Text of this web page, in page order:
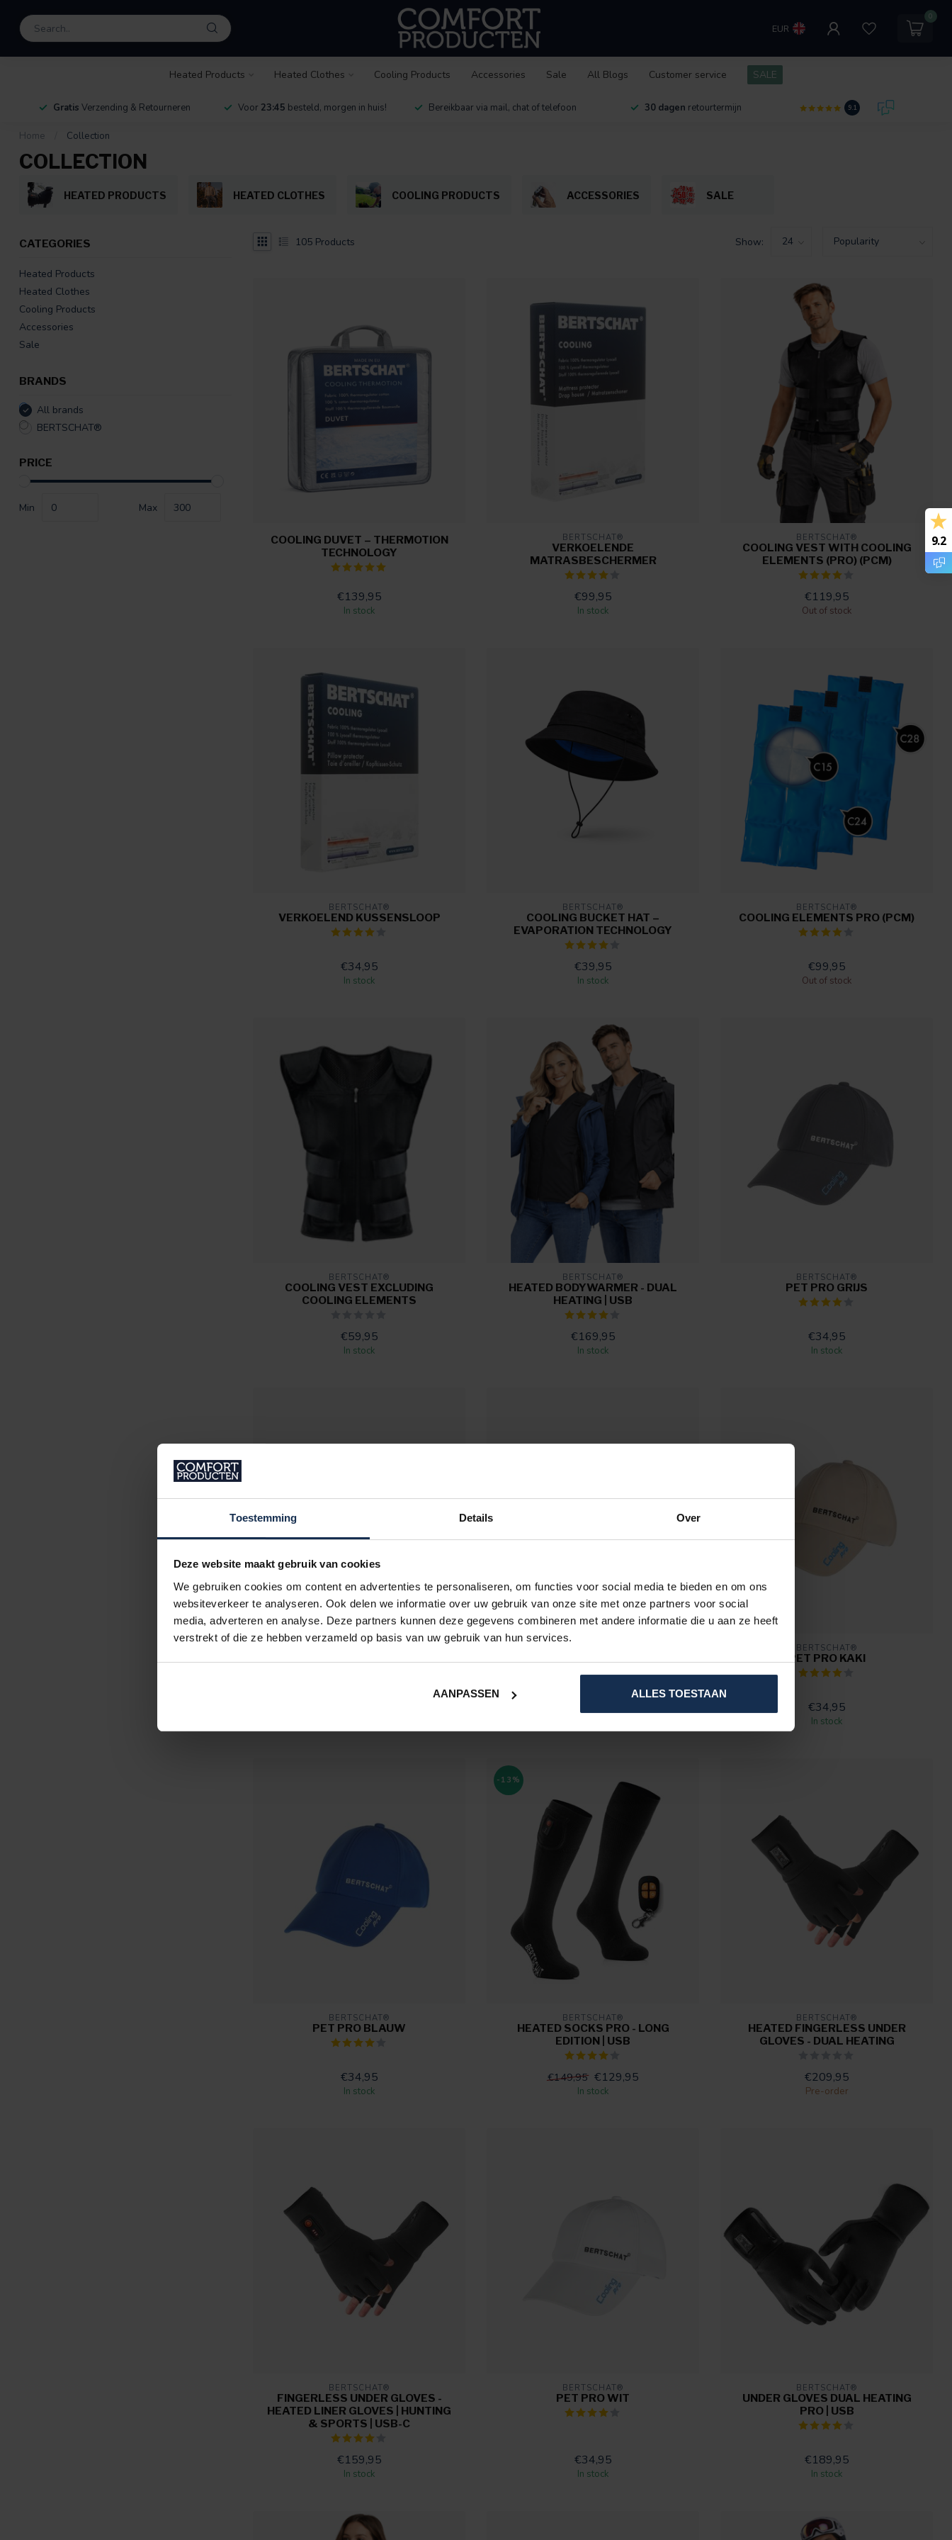
Toestemming Details Over
Deze website maakt gebruik van cookies
We gebruiken cookies om content en advertenties te personaliseren, om functies voor social media te bieden en om ons
websiteverkeer te analyseren. Ook delen we informatie over uw gebruik van onze site met onze partners voor social
media, adverteren en analyse. Deze partners kunnen deze gegevens combineren met andere informatie die u aan ze heeft
verstrekt of die ze hebben verzameld op basis van uw gebruik van hun services.
AANPASSEN ALLES TOESTAAN
EUR
0
Heated Products Heated Clothes Cooling Products Accessories Sale All Blogs Customer service SALE
Gratis Verzending & Retourneren Voor 23:45 besteld, morgen in huis! Bereikbaar via mail, chat of telefoon 30 dagen retourtermijn 9.1
Home Collection
COLLECTION
HEATED PRODUCTS HEATED CLOTHES COOLING PRODUCTS ACCESSORIES SALE
CATEGORIES
Heated Products
Heated Clothes
Cooling Products
Accessories
Sale
BRANDS
All brands
BERTSCHAT®
PRICE
Min Max
105 Products Show:
COOLING DUVET – THERMOTION
TECHNOLOGY
€139,95
In stock
BERTSCHAT®
VERKOELENDE
MATRASBESCHERMER
€99,95
In stock
BERTSCHAT®
COOLING VEST WITH COOLING
ELEMENTS (PRO) (PCM)
€119,95
Out of stock
BERTSCHAT®
VERKOELEND KUSSENSLOOP
€34,95
In stock
BERTSCHAT®
COOLING BUCKET HAT –
EVAPORATION TECHNOLOGY
€39,95
In stock
BERTSCHAT®
COOLING ELEMENTS PRO (PCM)
€99,95
Out of stock
BERTSCHAT®
COOLING VEST EXCLUDING
COOLING ELEMENTS
€59,95
In stock
BERTSCHAT®
HEATED BODYWARMER - DUAL
HEATING | USB
€169,95
In stock
BERTSCHAT®
PET PRO GRIJS
€34,95
In stock
BERTSCHAT®
PET PRO KAKI
€34,95
In stock
BERTSCHAT®
PET PRO BLAUW
€34,95
In stock
-13%
BERTSCHAT®
HEATED SOCKS PRO - LONG
EDITION | USB
€149,95 €129,95
In stock
BERTSCHAT®
HEATED FINGERLESS UNDER
GLOVES - DUAL HEATING
€209,95
Pre-order
BERTSCHAT®
FINGERLESS UNDER GLOVES -
HEATED LINER GLOVES | HUNTING
& SPORTS | USB-C
€159,95
In stock
BERTSCHAT®
PET PRO WIT
€34,95
In stock
BERTSCHAT®
UNDER GLOVES DUAL HEATING
PRO | USB
€189,95
In stock
9.2